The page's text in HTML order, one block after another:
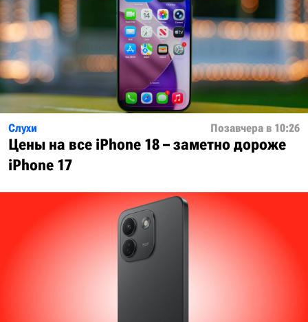
Слухи Позавчера в 10:26
Цены на все iPhone 18 – заметно дороже
iPhone 17